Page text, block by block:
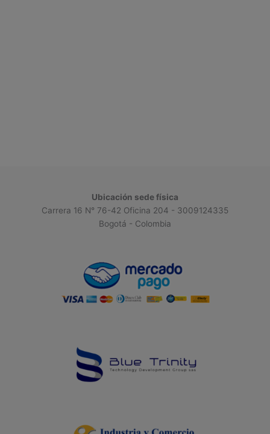
Ubicación sede física
Carrera 16 N° 76-42 Oficina 204 - 3009124335
Bogotá - Colombia